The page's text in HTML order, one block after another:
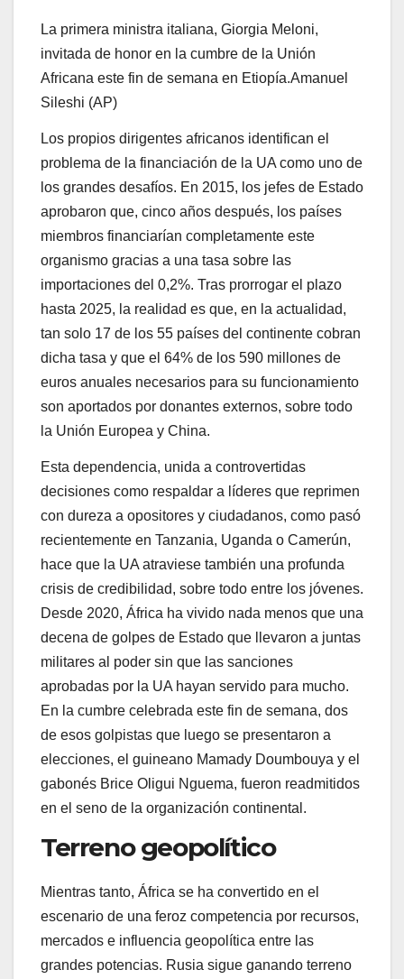
La primera ministra italiana, Giorgia Meloni,
invitada de honor en la cumbre de la Unión
Africana este fin de semana en Etiopía.Amanuel
Sileshi (AP)
Los propios dirigentes africanos identifican el
problema de la financiación de la UA como uno de
los grandes desafíos. En 2015, los jefes de Estado
aprobaron que, cinco años después, los países
miembros financiarían completamente este
organismo gracias a una tasa sobre las
importaciones del 0,2%. Tras prorrogar el plazo
hasta 2025, la realidad es que, en la actualidad,
tan solo 17 de los 55 países del continente cobran
dicha tasa y que el 64% de los 590 millones de
euros anuales necesarios para su funcionamiento
son aportados por donantes externos, sobre todo
la Unión Europea y China.
Esta dependencia, unida a controvertidas
decisiones como respaldar a líderes que reprimen
con dureza a opositores y ciudadanos, como pasó
recientemente en Tanzania, Uganda o Camerún,
hace que la UA atraviese también una profunda
crisis de credibilidad, sobre todo entre los jóvenes.
Desde 2020, África ha vivido nada menos que una
decena de golpes de Estado que llevaron a juntas
militares al poder sin que las sanciones
aprobadas por la UA hayan servido para mucho.
En la cumbre celebrada este fin de semana, dos
de esos golpistas que luego se presentaron a
elecciones, el guineano Mamady Doumbouya y el
gabonés Brice Oligui Nguema, fueron readmitidos
en el seno de la organización continental.
Terreno geopolítico
Mientras tanto, África se ha convertido en el
escenario de una feroz competencia por recursos,
mercados e influencia geopolítica entre las
grandes potencias. Rusia sigue ganando terreno